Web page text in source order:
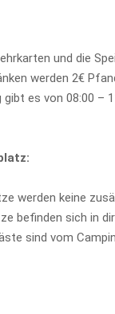
und die
werden 2€
es von 08:00 –
werden keine
befinden sich in
sind vom